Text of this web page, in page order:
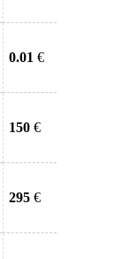
0.01 €
150 €
295 €